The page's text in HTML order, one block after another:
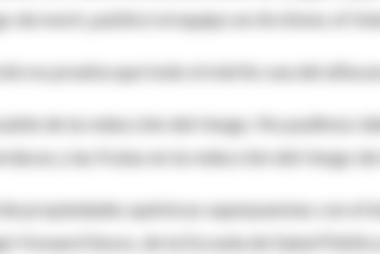
de morir, publicó el equipo en Archives of
no prueba que todo el mérito sea del
de la reducción del riesgo. No pudimos
y las frutas en la reducción del riesgo de
propiedades químicas superpuestas con el
Howard Sesso, de la Escuela de Salud